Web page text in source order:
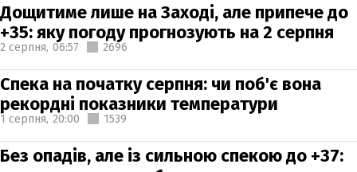
Дощитиме лише на Заході, але припече до
+35: яку погоду прогнозують на 2 серпня
2 серпня, 06:57 2696
Спека на початку серпня: чи поб'є вона
рекордні показники температури
1 серпня, 20:00 1539
Без опадів, але із сильною спекою до +37: